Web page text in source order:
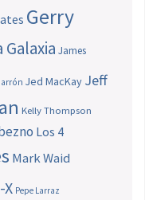
Gerry
James
Jed MacKay Jeff
Kelly Thompson
Los 4
Mark Waid
Pepe Larraz